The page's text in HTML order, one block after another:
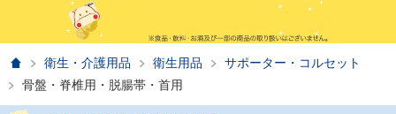
ホーム衛生・介護用品 衛生用品
サポーター・コルセット
骨盤・脊椎用・脱腸帯・首用